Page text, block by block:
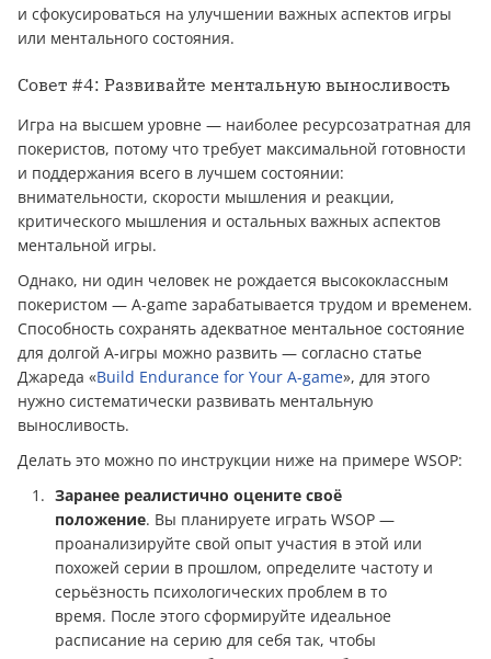
и сфокусироваться на улучшении важных аспектов игры
или ментального состояния.
Совет #4: Развивайте ментальную выносливость
Игра на высшем уровне — наиболее ресурсозатратная для
покеристов, потому что требует максимальной готовности
и поддержания всего в лучшем состоянии:
внимательности, скорости мышления и реакции,
критического мышления и остальных важных аспектов
ментальной игры.
Однако, ни один человек не рождается высококлассным
покеристом — A-game зарабатывается трудом и временем.
Способность сохранять адекватное ментальное состояние
для долгой А-игры можно развить — согласно статье
Джареда «Build Endurance for Your A-game», для этого
нужно систематически развивать ментальную
выносливость.
Делать это можно по инструкции ниже на примере WSOP:
Заранее реалистично оцените своё
положение. Вы планируете играть WSOP —
проанализируйте свой опыт участия в этой или
похожей серии в прошлом, определите частоту и
серьёзность психологических проблем в то
время. После этого сформируйте идеальное
расписание на серию для себя так, чтобы